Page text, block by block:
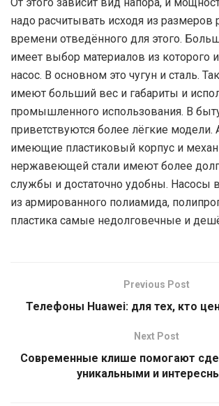
надо расчитывать исходя из размеров
времени отведённого для этого.
имеет выбор материалов из которого
насос. В основном это чугун и сталь.
имеют больший вес и габариты и
промышленного использования. В
приветствуются более лёгкие модели.
имеющие пластиковый корпус и
нержавеющей стали имеют более
службы и достаточно удобны. Насосы
из армированного полиамида,
пластика самые недолговечные и
Previous Post
Телефоны Huawei: для тех, кто
Next Post
Современные клише помогают
уникальными и